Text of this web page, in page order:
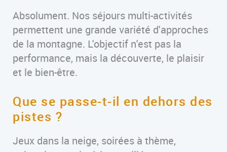
Absolument. Nos séjours multi-activités
permettent une grande variété d'approches
de la montagne. L'objectif n'est pas la
performance, mais la découverte, le plaisir
et le bien-être.
Que se passe-t-il en dehors des
pistes ?
Jeux dans la neige, soirées à thème,